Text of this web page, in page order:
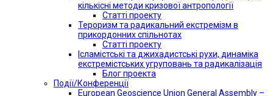
кількісні методи кризової антропології
Статті проекту
Тероризм та радикальний екстремізм в
прикордонних спільнотах
Статті проекту
Ісламістські та джихадистські рухи, динаміка
екстремістських угруповань та радикалізація
Блог проекта
Події/Конференції
European Geoscience Union General Assembly –